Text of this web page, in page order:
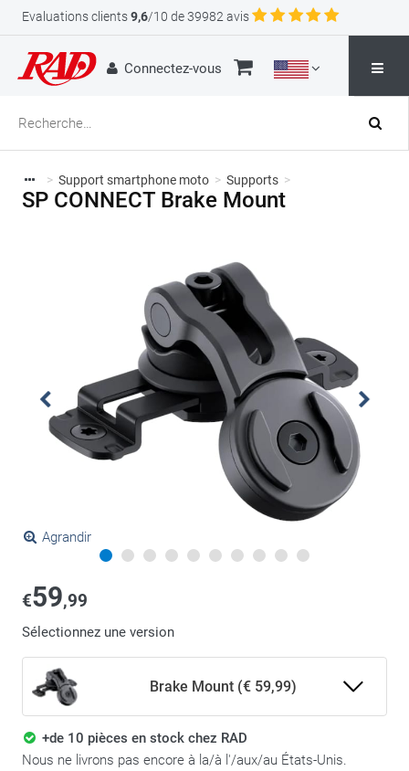
Evaluations clients9,6/10 de 39982 avis
Connectez-vous
> Support smartphone moto > Supports >
SP CONNECT Brake Mount
Agrandir
€59,99
Sélectionnez une version
Brake Mount (€ 59,99)
+de 10 pièces en stock chez RAD
Nous ne livrons pas encore à la/à l'/aux/au États-Unis.